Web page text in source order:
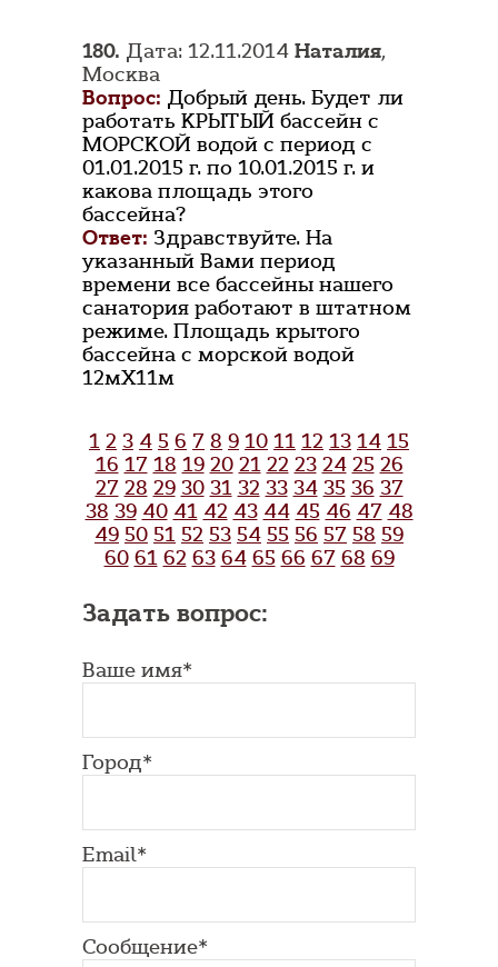
180. Дата: 12.11.2014 Наталия,
Москва
Вопрос: Добрый день. Будет ли
работать КРЫТЫЙ бассейн с
МОРСКОЙ водой с период с
01.01.2015 г. по 10.01.2015 г. и
какова площадь этого
бассейна?
Ответ: Здравствуйте. На
указанный Вами период
времени все бассейны нашего
санатория работают в штатном
режиме. Площадь крытого
бассейна с морской водой
12мХ11м
1 2 3 4 5 6 7 8 9 10 11 12 13 14 15
16 17 18 19 20 21 22 23 24 25 26
27 28 29 30 31 32 33 34 35 36 37
38 39 40 41 42 43 44 45 46 47 48
49 50 51 52 53 54 55 56 57 58 59
60 61 62 63 64 65 66 67 68 69
Задать вопрос:
Ваше имя*
Город*
Email*
Сообщение*